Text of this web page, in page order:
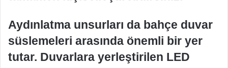
Aydınlatma unsurları da bahçe duvar
süslemeleri arasında önemli bir yer
tutar. Duvarlara yerleştirilen LED